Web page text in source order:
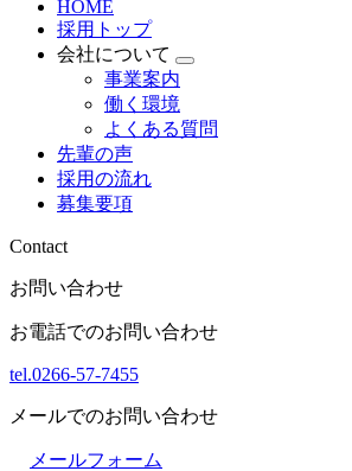
HOME
採用トップ
会社について
事業案内
働く環境
よくある質問
先輩の声
採用の流れ
募集要項
Contact
お問い合わせ
お電話でのお問い合わせ
tel.0266-57-7455
メールでのお問い合わせ
メールフォーム